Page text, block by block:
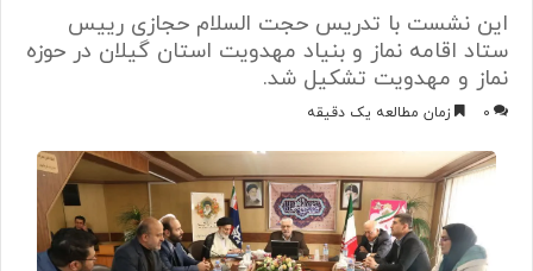
این نشست با تدریس حجت السلام حجازی رییس
ستاد اقامه نماز و بنیاد مهدویت استان گیلان در حوزه
نماز و مهدویت تشکیل شد.
0 زمان مطالعه یک دقیقه